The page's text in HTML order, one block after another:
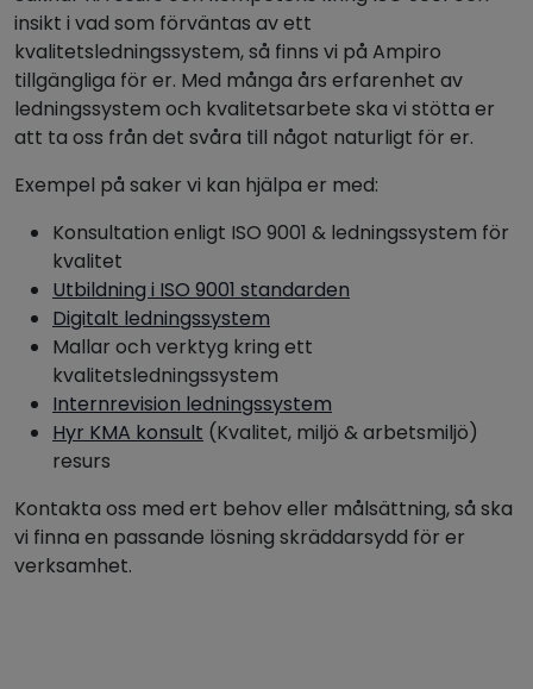
insikt i vad som förväntas av ett
kvalitetsledningssystem, så finns vi på Ampiro
tillgängliga för er. Med många års erfarenhet av
ledningssystem och kvalitetsarbete ska vi stötta er
att ta oss från det svåra till något naturligt för er.
Exempel på saker vi kan hjälpa er med:
Konsultation enligt ISO 9001 & ledningssystem för
kvalitet
Utbildning i ISO 9001 standarden
Digitalt ledningssystem
Mallar och verktyg kring ett
kvalitetsledningssystem
Internrevision ledningssystem
Hyr KMA konsult (Kvalitet, miljö & arbetsmiljö)
resurs
Kontakta oss med ert behov eller målsättning, så ska
vi finna en passande lösning skräddarsydd för er
verksamhet.